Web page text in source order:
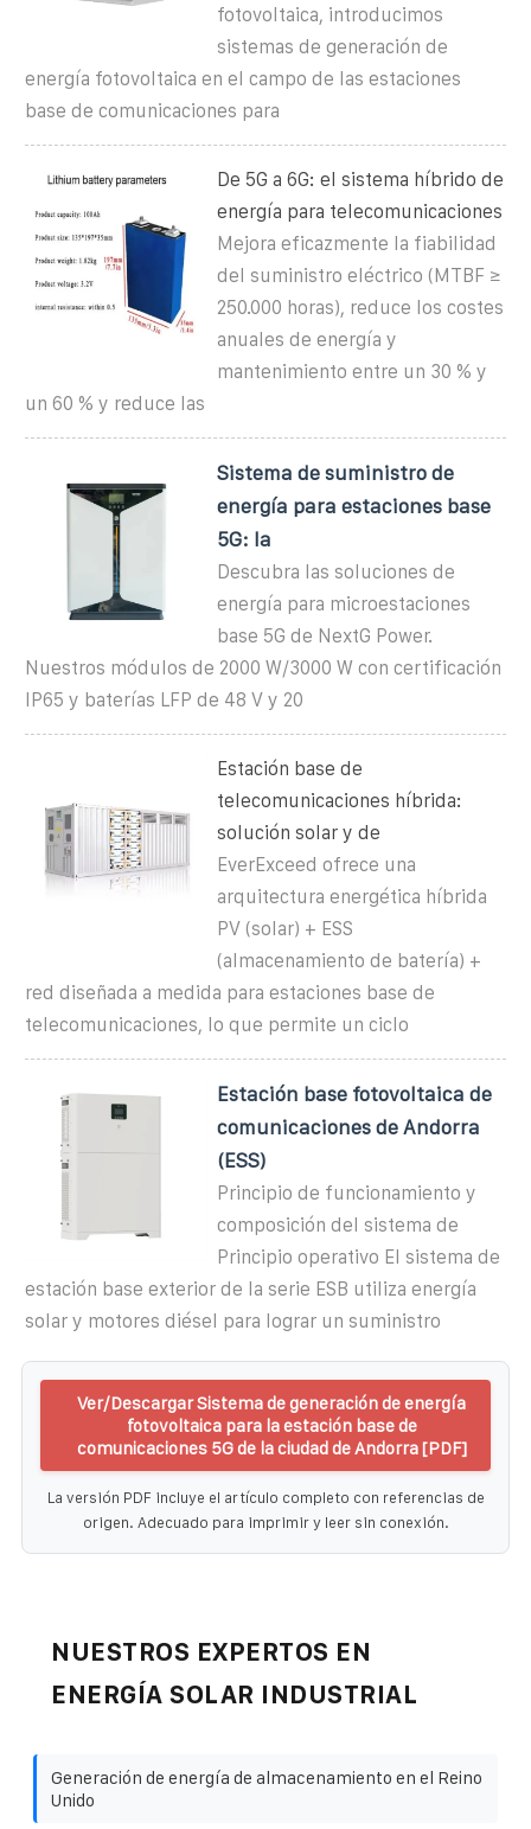
fotovoltaica, introducimos
sistemas de generación de
energía fotovoltaica en el campo de las estaciones
base de comunicaciones para
De 5G a 6G: el sistema híbrido de
energía para telecomunicaciones
Mejora eficazmente la fiabilidad
del suministro eléctrico (MTBF ≥
250.000 horas), reduce los costes
anuales de energía y
mantenimiento entre un 30 % y
un 60 % y reduce las
Sistema de suministro de
energía para estaciones base
5G: la
Descubra las soluciones de
energía para microestaciones
base 5G de NextG Power.
Nuestros módulos de 2000 W/3000 W con certificación
IP65 y baterías LFP de 48 V y 20
Estación base de
telecomunicaciones híbrida:
solución solar y de
EverExceed ofrece una
arquitectura energética híbrida
PV (solar) + ESS
(almacenamiento de batería) +
red diseñada a medida para estaciones base de
telecomunicaciones, lo que permite un ciclo
Estación base fotovoltaica de
comunicaciones de Andorra
(ESS)
Principio de funcionamiento y
composición del sistema de
Principio operativo El sistema de
estación base exterior de la serie ESB utiliza energía
solar y motores diésel para lograr un suministro
Ver/Descargar Sistema de generación de energía
fotovoltaica para la estación base de
comunicaciones 5G de la ciudad de Andorra [PDF]
La versión PDF incluye el artículo completo con referencias de
origen. Adecuado para imprimir y leer sin conexión.
NUESTROS EXPERTOS EN
ENERGÍA SOLAR INDUSTRIAL
Generación de energía de almacenamiento en el Reino
Unido